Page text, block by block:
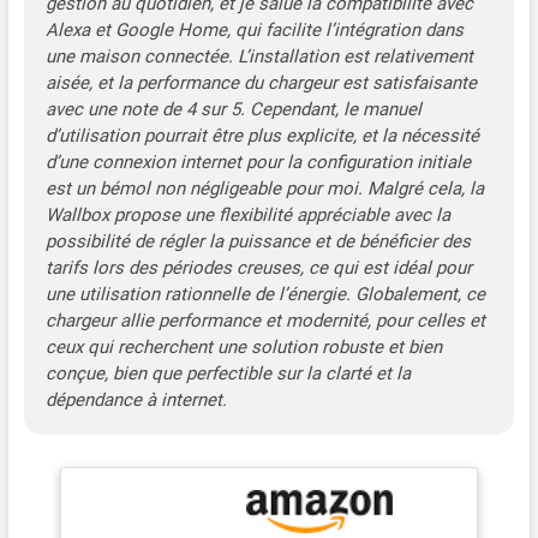
mate premium résistante
aux rayures. CHARGEMENT
SOLAIRE POSSIBLE - Tirez
pleinement parti de vos
panneaux solaires en
rechargeant votre surplus
d'énergie propre.
Alexa et Google Home, qui facilite l’intégration dans
une maison connectée. L’installation est relativement
aisée, et la performance du chargeur est satisfaisante
avec une note de 4 sur 5. Cependant, le manuel
d’utilisation pourrait être plus explicite, et la nécessité
d’une connexion internet pour la configuration initiale
est un bémol non négligeable pour moi. Malgré cela, la
Wallbox propose une flexibilité appréciable avec la
possibilité de régler la puissance et de bénéficier des
tarifs lors des périodes creuses, ce qui est idéal pour
une utilisation rationnelle de l’énergie. Globalement, ce
chargeur allie performance et modernité, pour celles et
ceux qui recherchent une solution robuste et bien
conçue, bien que perfectible sur la clarté et la
dépendance à internet.